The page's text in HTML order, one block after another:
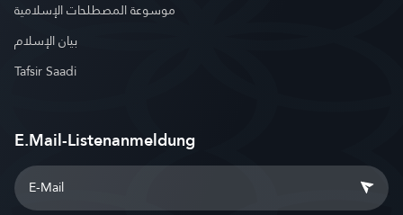
موسوعة المصطلحات الإسلامية
بيان الإسلام
Tafsir Saadi
E.Mail-Listenanmeldung